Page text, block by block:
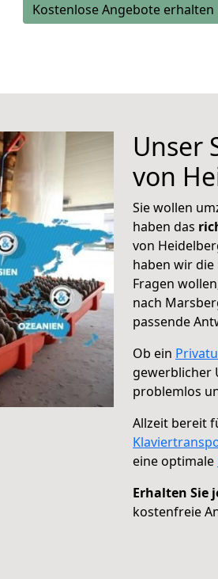
Kostenlose Angebote erhalten
Unser
von
Sie wollen
haben das
von
haben wir
Fragen
nach
passende
Ob ein
gewerblicher
problemlos
Allzeit bereit
eine optimale
Erhalten Sie
kostenfreie